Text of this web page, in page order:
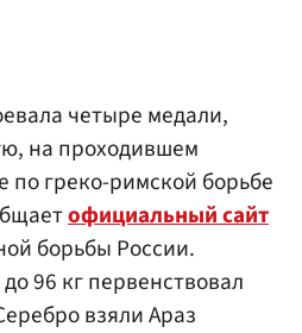
четыре медали,
на проходившем
по греко-римской борьбе
официальный сайт
борьбы России.
96 кг первенствовал
взяли Араз